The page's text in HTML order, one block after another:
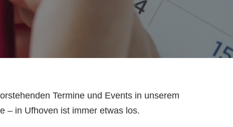
Termine und Events in unserem
– in Ufhoven ist immer etwas los.